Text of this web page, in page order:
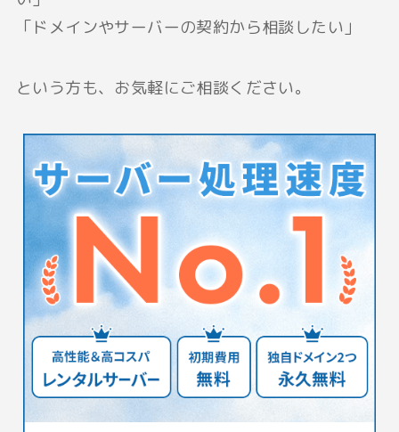
「ドメインやサーバーの契約から相談したい」
という方も、お気軽にご相談ください。